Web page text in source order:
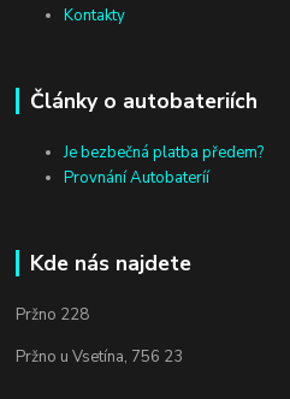
Kontakty
Články o autobateriích
Je bezbečná platba předem?
Provnání Autobateríí
Kde nás najdete
Pržno 228
Pržno u Vsetína, 756 23